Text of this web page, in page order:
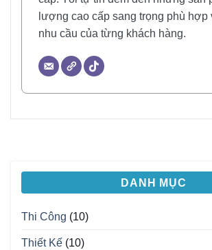
lượng cao cấp sang trọng phù hợp
nhu cầu của từng khách hàng.
DANH MỤC
Thi Công (10)
Thiết Kế (10)